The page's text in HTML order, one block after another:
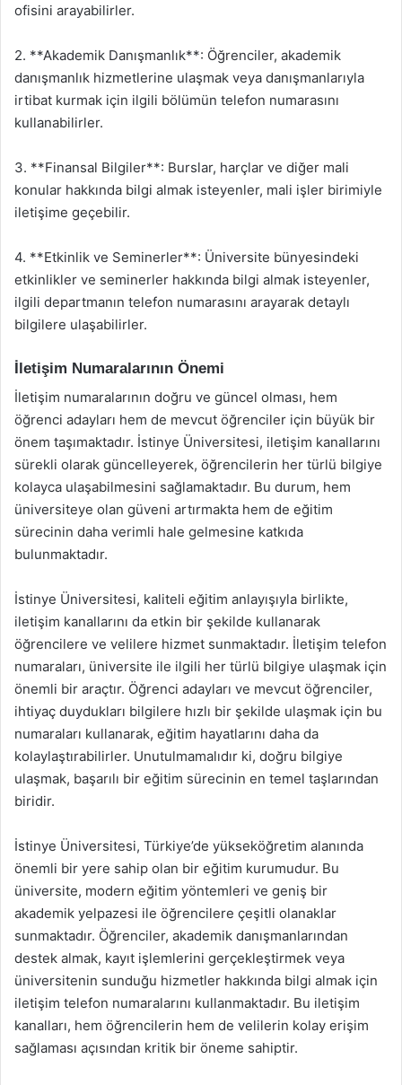
ofisini arayabilirler.
2. **Akademik Danışmanlık**: Öğrenciler, akademik
danışmanlık hizmetlerine ulaşmak veya danışmanlarıyla
irtibat kurmak için ilgili bölümün telefon numarasını
kullanabilirler.
3. **Finansal Bilgiler**: Burslar, harçlar ve diğer mali
konular hakkında bilgi almak isteyenler, mali işler birimiyle
iletişime geçebilir.
4. **Etkinlik ve Seminerler**: Üniversite bünyesindeki
etkinlikler ve seminerler hakkında bilgi almak isteyenler,
ilgili departmanın telefon numarasını arayarak detaylı
bilgilere ulaşabilirler.
İletişim Numaralarının Önemi
İletişim numaralarının doğru ve güncel olması, hem
öğrenci adayları hem de mevcut öğrenciler için büyük bir
önem taşımaktadır. İstinye Üniversitesi, iletişim kanallarını
sürekli olarak güncelleyerek, öğrencilerin her türlü bilgiye
kolayca ulaşabilmesini sağlamaktadır. Bu durum, hem
üniversiteye olan güveni artırmakta hem de eğitim
sürecinin daha verimli hale gelmesine katkıda
bulunmaktadır.
İstinye Üniversitesi, kaliteli eğitim anlayışıyla birlikte,
iletişim kanallarını da etkin bir şekilde kullanarak
öğrencilere ve velilere hizmet sunmaktadır. İletişim telefon
numaraları, üniversite ile ilgili her türlü bilgiye ulaşmak için
önemli bir araçtır. Öğrenci adayları ve mevcut öğrenciler,
ihtiyaç duydukları bilgilere hızlı bir şekilde ulaşmak için bu
numaraları kullanarak, eğitim hayatlarını daha da
kolaylaştırabilirler. Unutulmamalıdır ki, doğru bilgiye
ulaşmak, başarılı bir eğitim sürecinin en temel taşlarından
biridir.
İstinye Üniversitesi, Türkiye’de yükseköğretim alanında
önemli bir yere sahip olan bir eğitim kurumudur. Bu
üniversite, modern eğitim yöntemleri ve geniş bir
akademik yelpazesi ile öğrencilere çeşitli olanaklar
sunmaktadır. Öğrenciler, akademik danışmanlarından
destek almak, kayıt işlemlerini gerçekleştirmek veya
üniversitenin sunduğu hizmetler hakkında bilgi almak için
iletişim telefon numaralarını kullanmaktadır. Bu iletişim
kanalları, hem öğrencilerin hem de velilerin kolay erişim
sağlaması açısından kritik bir öneme sahiptir.